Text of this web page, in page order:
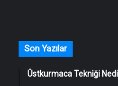
Son Yazılar
Üstkurmaca Tekniği